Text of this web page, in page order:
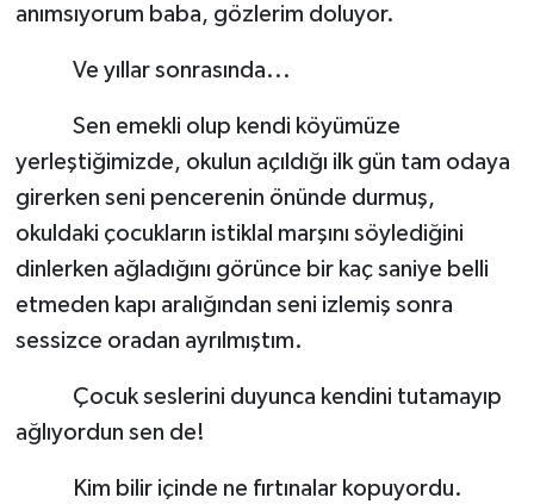
anımsıyorum baba, gözlerim doluyor.
Ve yıllar sonrasında...
Sen emekli olup kendi köyümüze
yerleştiğimizde, okulun açıldığı ilk gün tam odaya
girerken seni pencerenin önünde durmuş,
okuldaki çocukların istiklal marşını söylediğini
dinlerken ağladığını görünce bir kaç saniye belli
etmeden kapı aralığından seni izlemiş sonra
sessizce oradan ayrılmıştım.
Çocuk seslerini duyunca kendini tutamayıp
ağlıyordun sen de!
Kim bilir içinde ne fırtınalar kopuyordu.